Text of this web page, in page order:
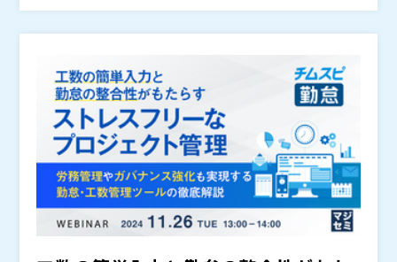
す。
るのか、といったことを事例を交えながらお話します。
せていただきます
株式会社インターコム（）
マジセミ株式会社（）
※共催、協賛、協力、講演企業は将来的に追加、削除さ
れる可能性があります。